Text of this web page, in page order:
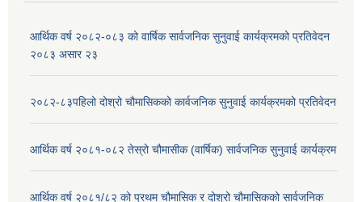
आर्थिक वर्ष २०८२-०८३ को वार्षिक सार्वजनिक सुनुवाई कार्यक्रमको प्रतिवेदन
२०८३ असार २३
२०८२-८३पहिलो दोश्रो चौमासिकको कार्वजनिक सुनुवाई कार्यक्रमको प्रतिवेदन
आर्थिक वर्ष २०८१-०८२ तेस्रो चौमासीक (वार्षिक) सार्वजनिक सुनुवाई कार्यक्रम
आर्थिक वर्ष २०८१/८२ को प्रथम चौमासिक र दोश्रो चौमासिकको सार्वजनिक